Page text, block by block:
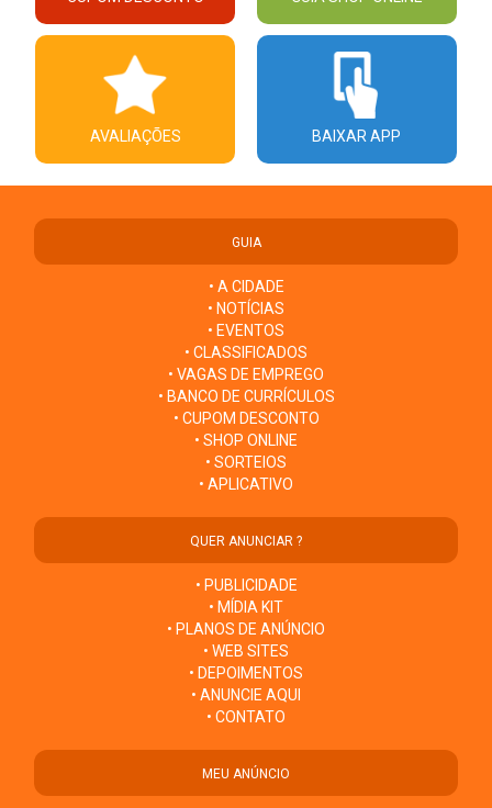
AVALIAÇÕES BAIXAR APP
GUIA
• A CIDADE
• NOTÍCIAS
• EVENTOS
• CLASSIFICADOS
• VAGAS DE EMPREGO
• BANCO DE CURRÍCULOS
• CUPOM DESCONTO
• SHOP ONLINE
• SORTEIOS
• APLICATIVO
QUER ANUNCIAR ?
• PUBLICIDADE
• MÍDIA KIT
• PLANOS DE ANÚNCIO
• WEB SITES
• DEPOIMENTOS
• ANUNCIE AQUI
• CONTATO
MEU ANÚNCIO